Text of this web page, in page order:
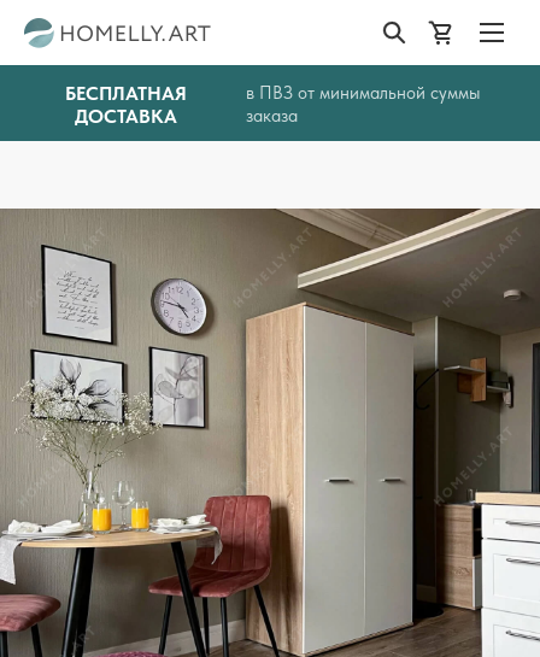
БЕСПЛАТНАЯ
ДОСТАВКА
в ПВЗ от минимальной суммы
заказа